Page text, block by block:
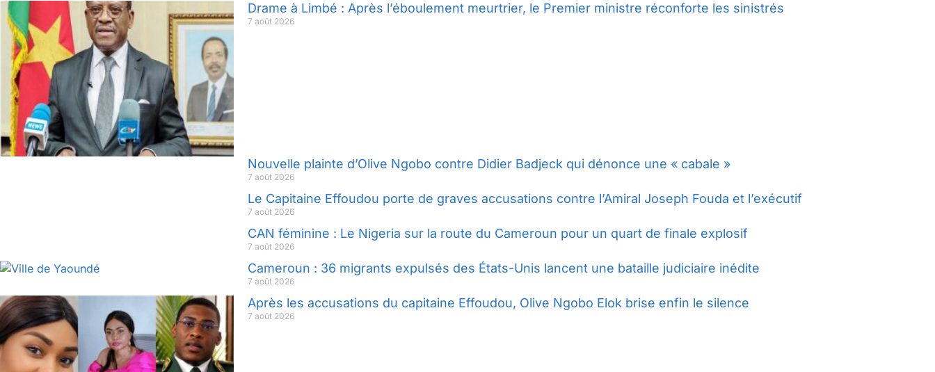
Drame à Limbé : Après l’éboulement meurtrier, le Premier ministre réconforte les sinistrés
7 août 2026
Nouvelle plainte d’Olive Ngobo contre Didier Badjeck qui dénonce une « cabale »
7 août 2026
Le Capitaine Effoudou porte de graves accusations contre l’Amiral Joseph Fouda et l’exécutif
7 août 2026
CAN féminine : Le Nigeria sur la route du Cameroun pour un quart de finale explosif
7 août 2026
Cameroun : 36 migrants expulsés des États-Unis lancent une bataille judiciaire inédite
7 août 2026
Après les accusations du capitaine Effoudou, Olive Ngobo Elok brise enfin le silence
7 août 2026